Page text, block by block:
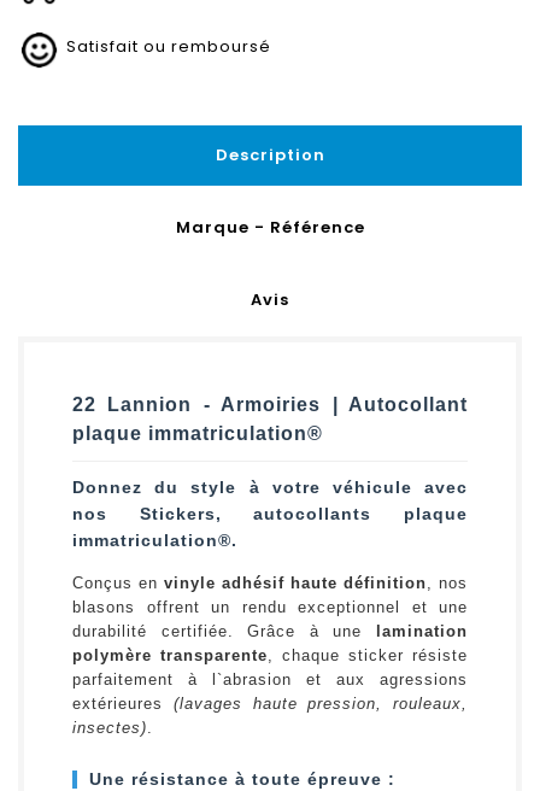
Satisfait ou remboursé
Description
Marque - Référence
Avis
22 Lannion - Armoiries | Autocollant
plaque immatriculation®
Donnez du style à votre véhicule avec
nos Stickers, autocollants plaque
immatriculation®.
Conçus en vinyle adhésif haute définition, nos
blasons offrent un rendu exceptionnel et une
durabilité certifiée. Grâce à une
lamination
polymère transparente, chaque sticker résiste
parfaitement à l`abrasion et aux agressions
extérieures (lavages haute pression, rouleaux,
insectes).
Une résistance à toute épreuve :